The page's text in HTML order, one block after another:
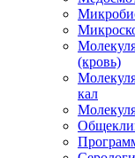
(кровь)
кал